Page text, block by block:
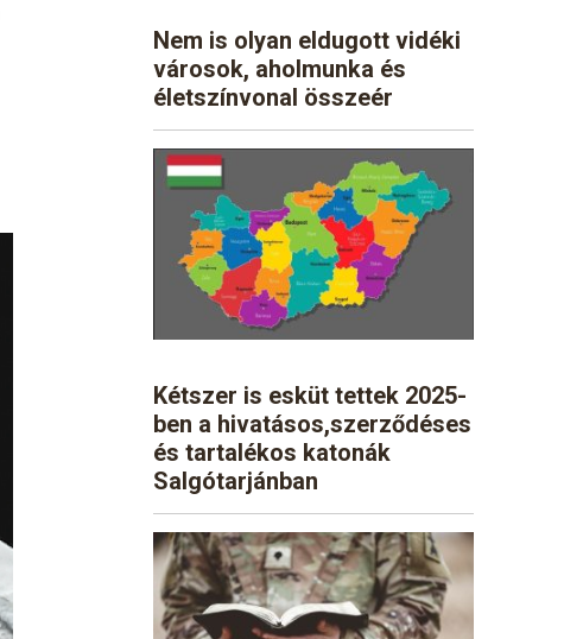
Nem is olyan eldugott vidéki
városok, aholmunka és
életszínvonal összeér
Kétszer is esküt tettek 2025-
ben a hivatásos,szerződéses
és tartalékos katonák
Salgótarjánban